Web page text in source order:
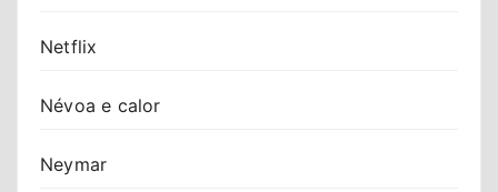
Netflix
Névoa e calor
Neymar